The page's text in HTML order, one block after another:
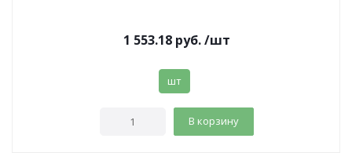
1 553.18руб. /шт
шт
В корзину